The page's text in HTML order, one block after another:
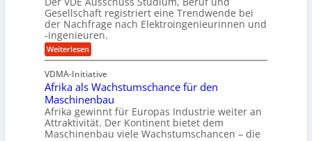
n
g
e
n
B
S
C
L
w
e
i
e
s
H
y
b
r
i
d
-
m
p
f
e
r
l
t
U
Gesellschaft registriert eine Trendwende bei
der Nachfrage nach Elektroingenieurinnen und
-ingenieuren.
Weiterlesen:
V
E
s
i
e
h
t
E
VDMA-Initiative
Afrika als Wachstumschance für den
Maschinenbau
Afrika gewinnt für Europas Industrie weiter an
Attraktivität. Der Kontinent bietet dem
Maschinenbau viele Wachstumschancen – die